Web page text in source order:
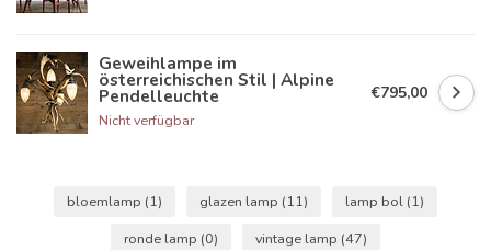
Geweihlampe im
österreichischen Stil | Alpine
Pendelleuchte
Nicht verfügbar
€795,00
bloemlamp (1) glazen lamp (11) lamp bol (1)
ronde lamp (0) vintage lamp (47)